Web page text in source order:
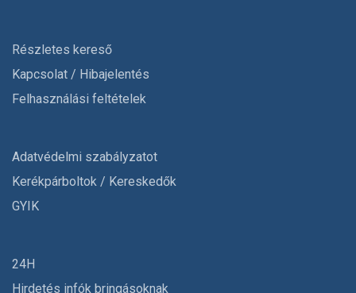
Részletes kereső
Kapcsolat / Hibajelentés
Felhasználási feltételek
Adatvédelmi szabályzatot
Kerékpárboltok / Kereskedők
GYIK
24H
Hirdetés infók bringásoknak